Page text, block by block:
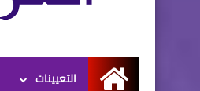
الرئيسية
التعيينات